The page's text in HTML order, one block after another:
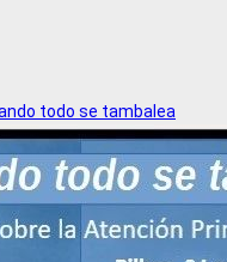
todo se tambalea